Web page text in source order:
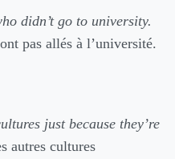
didn’t go to university.
pas allés à l’université.
just because they’re
autres cultures